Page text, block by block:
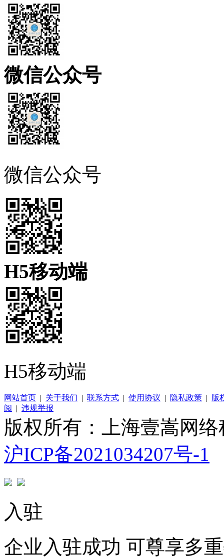
微信公众号
微信公众号
H5移动端
H5移动端
网站首页 | 关于我们 | 联系方式 | 使用协议 | 隐私政策 | 版
阅
| 违规举报
版权所有：上海壹嵩网
沪ICP备2021034207号-1
入驻
企业入驻成功 可尊享多